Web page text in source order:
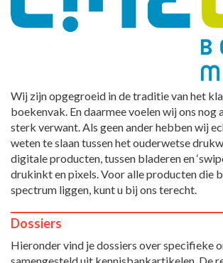
Wij zijn opgegroeid in de traditie van het
boekenvak. En daarmee voelen wij ons
sterk verwant. Als geen ander hebben wij
weten te slaan tussen het ouderwetse
digitale producten, tussen bladeren en
drukinkt en pixels. Voor alle producten die
spectrum liggen, kunt u bij ons terecht.
Dossiers
Hieronder vind je dossiers over specifieke